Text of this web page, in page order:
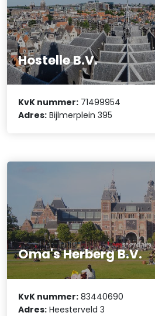
Hostelle B.V.
KvK nummer: 71499954
Adres: Bijlmerplein 395
Oma's Herberg B.V.
KvK nummer: 83440690
Adres: Heesterveld 3